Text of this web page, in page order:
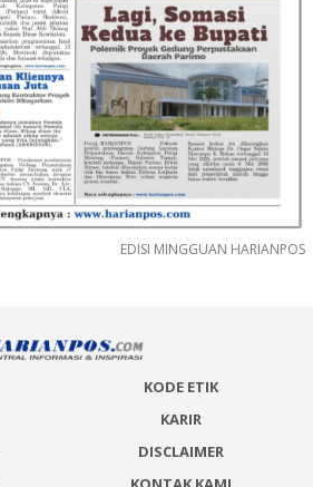
EDISI MINGGUAN HARIANPOS
KODE ETIK
KARIR
DISCLAIMER